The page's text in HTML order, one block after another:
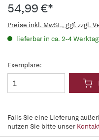
54,99 €*
Preise inkl. MwSt., ggf. zzgl.
lieferbar in ca. 2-4
Exemplare:
Falls Sie eine Lieferung
nutzen Sie bitte unser